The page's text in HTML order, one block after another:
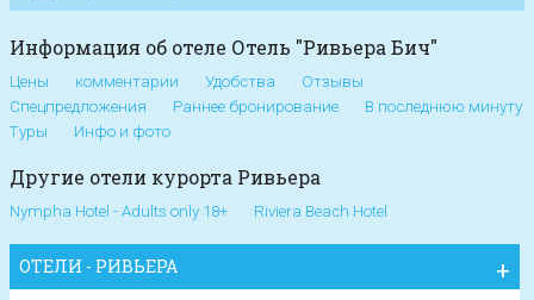
Информация об отеле Отель "Ривьера Бич"
Цены комментарии Удобства
Отзывы
Спецпредложения
Раннее бронирование
В последнюю минуту
Туры
Инфо и фото
Другие отели курорта Ривьера
Nympha Hotel - Adults only 18+ Riviera Beach Hotel
ОТЕЛИ - РИВЬЕРА